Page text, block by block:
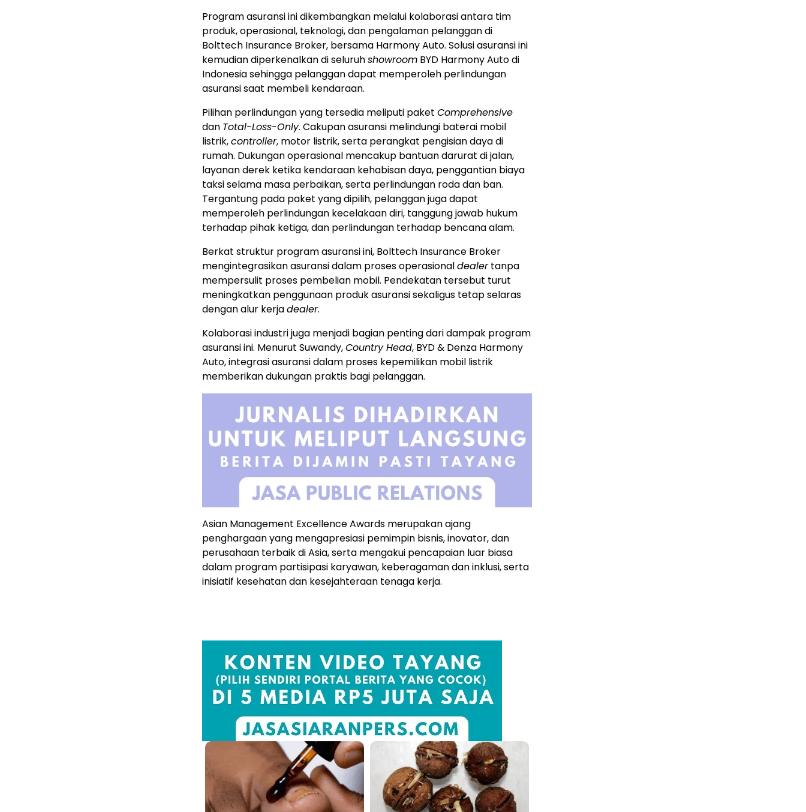
Program asuransi ini dikembangkan melalui kolaborasi antara tim
produk, operasional, teknologi, dan pengalaman pelanggan di
Bolttech Insurance Broker, bersama Harmony Auto. Solusi asuransi ini
kemudian diperkenalkan di seluruhshowroom BYD Harmony Auto di
Indonesia sehingga pelanggan dapat memperoleh perlindungan
asuransi saat membeli kendaraan.
Pilihan perlindungan yang tersedia meliputi paket Comprehensive
dan Total-Loss-Only. Cakupan asuransi melindungi baterai mobil
listrik,controller, motor listrik, serta perangkat pengisian daya di
rumah. Dukungan operasional mencakup bantuan darurat di jalan,
layanan derek ketika kendaraan kehabisan daya, penggantian biaya
taksi selama masa perbaikan, serta perlindungan roda dan ban.
Tergantung pada paket yang dipilih, pelanggan juga dapat
memperoleh perlindungan kecelakaan diri, tanggung jawab hukum
terhadap pihak ketiga, dan perlindungan terhadap bencana alam.
Berkat struktur program asuransi ini, Bolttech Insurance Broker
mengintegrasikan asuransi dalam proses operasionaldealertanpa
mempersulit proses pembelian mobil. Pendekatan tersebut turut
meningkatkan penggunaan produk asuransi sekaligus tetap selaras
dengan alur kerjadealer.
Kolaborasi industri juga menjadi bagian penting dari dampak program
asuransi ini. Menurut Suwandy,Country Head, BYD & Denza Harmony
Auto, integrasi asuransi dalam proses kepemilikan mobil listrik
memberikan dukungan praktis bagi pelanggan.
Asian Management Excellence Awards merupakan ajang
penghargaan yang mengapresiasi pemimpin bisnis, inovator, dan
perusahaan terbaik di Asia, serta mengakui pencapaian luar biasa
dalam program partisipasi karyawan, keberagaman dan inklusi, serta
inisiatif kesehatan dan kesejahteraan tenaga kerja.